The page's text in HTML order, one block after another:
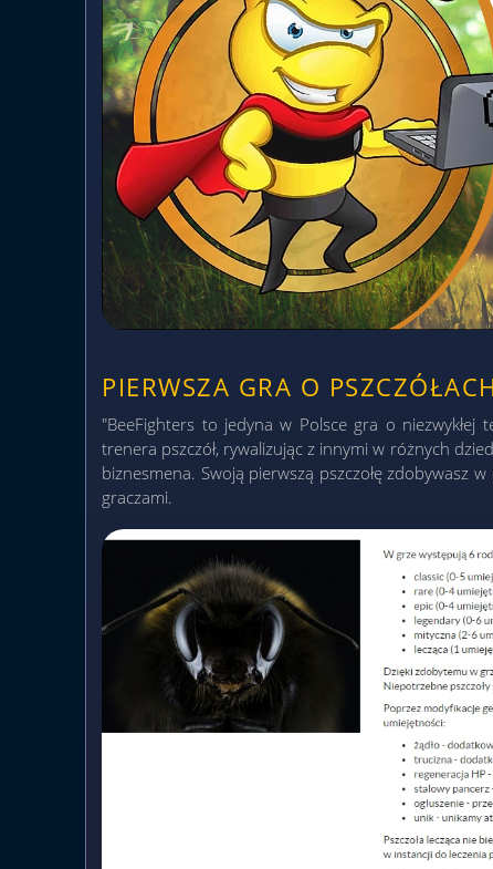
PIERWSZA GRA O
"BeeFighters to jedyna w Polsce gra o niezwykłej
trenera pszczół, rywalizując z innymi w różnych
biznesmena. Swoją pierwszą pszczołę zdobywasz
graczami.